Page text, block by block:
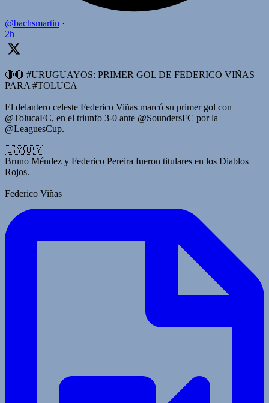
@bachsmartin ·
2h
🔴🔴 #URUGUAYOS: PRIMER GOL DE FEDERICO VIÑAS
PARA #TOLUCA
El delantero celeste Federico Viñas marcó su primer gol con
@TolucaFC, en el triunfo 3-0 ante @SoundersFC por la
@LeaguesCup.
🇺🇾🇺🇾
Bruno Méndez y Federico Pereira fueron titulares en los Diablos
Rojos.
Federico Viñas